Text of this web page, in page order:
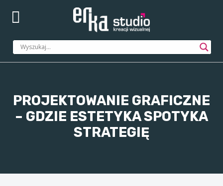
PROJEKTOWANIE GRAFICZNE
– GDZIE ESTETYKA SPOTYKA
STRATEGIĘ